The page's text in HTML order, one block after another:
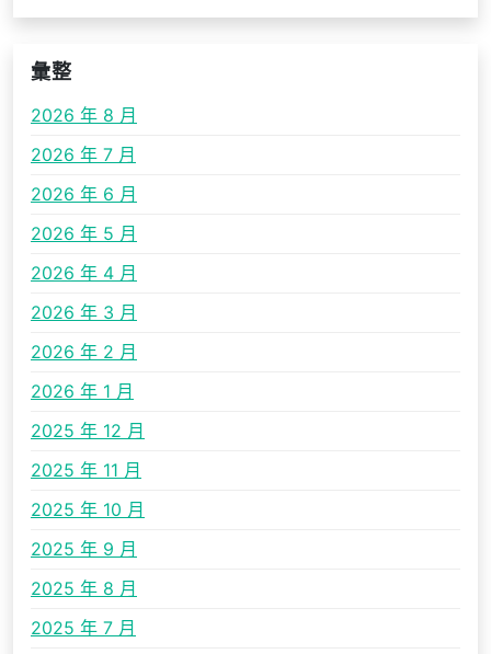
彙整
2026 年 8 月
2026 年 7 月
2026 年 6 月
2026 年 5 月
2026 年 4 月
2026 年 3 月
2026 年 2 月
2026 年 1 月
2025 年 12 月
2025 年 11 月
2025 年 10 月
2025 年 9 月
2025 年 8 月
2025 年 7 月